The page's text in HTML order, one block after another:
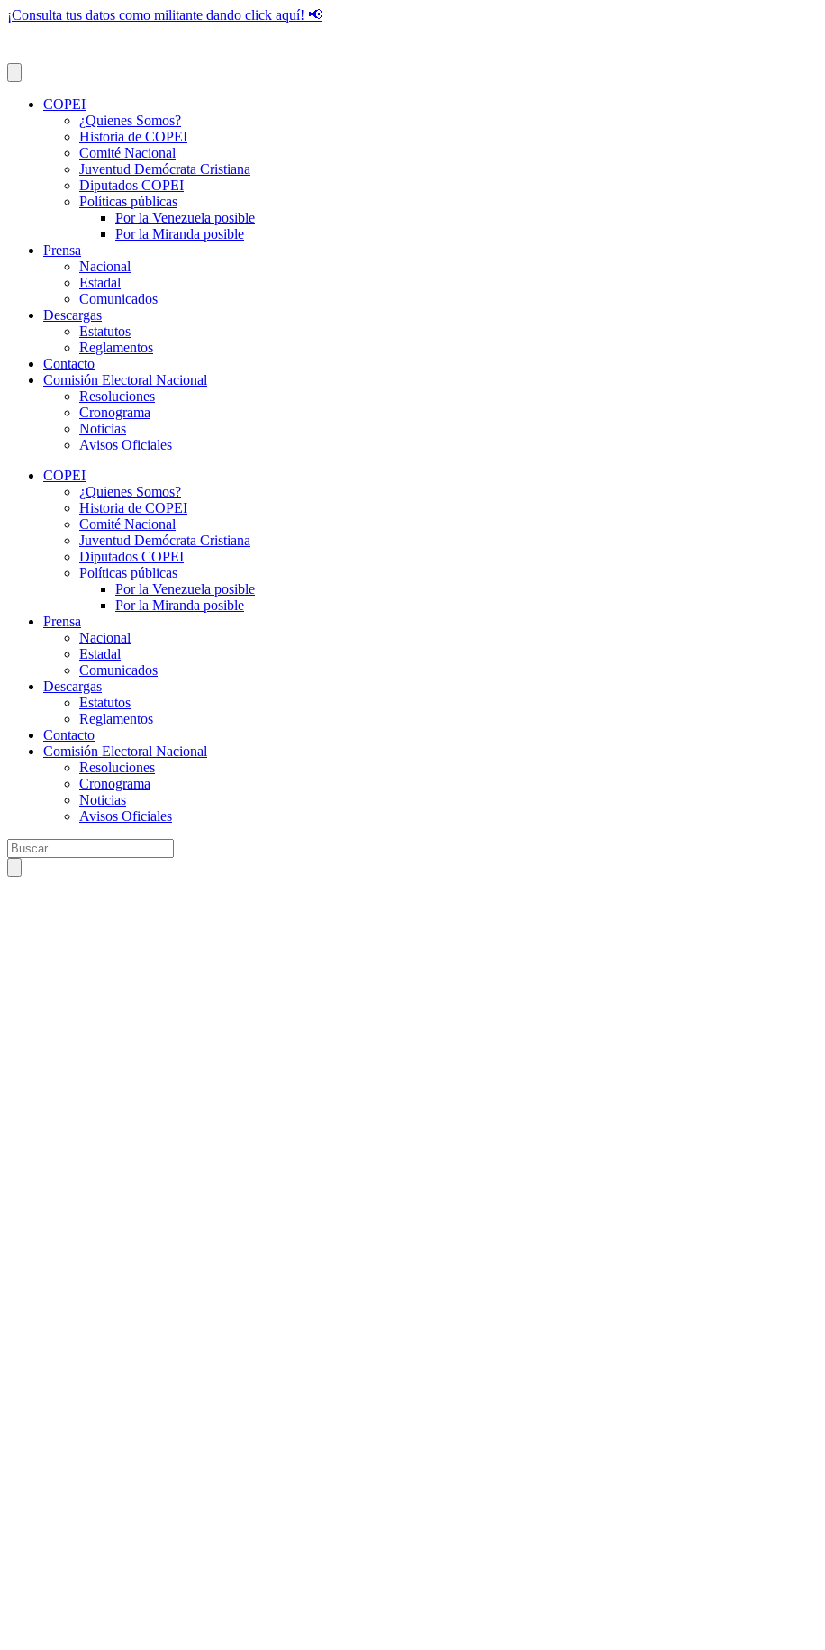
¡Consulta tus datos como militante dando click aquí! 📢
COPEI
¿Quienes Somos?
Historia de COPEI
Comité Nacional
Juventud Demócrata Cristiana
Diputados COPEI
Políticas públicas
Por la Venezuela posible
Por la Miranda posible
Prensa
Nacional
Estadal
Comunicados
Descargas
Estatutos
Reglamentos
Contacto
Comisión Electoral Nacional
Resoluciones
Cronograma
Noticias
Avisos Oficiales
COPEI
¿Quienes Somos?
Historia de COPEI
Comité Nacional
Juventud Demócrata Cristiana
Diputados COPEI
Políticas públicas
Por la Venezuela posible
Por la Miranda posible
Prensa
Nacional
Estadal
Comunicados
Descargas
Estatutos
Reglamentos
Contacto
Comisión Electoral Nacional
Resoluciones
Cronograma
Noticias
Avisos Oficiales